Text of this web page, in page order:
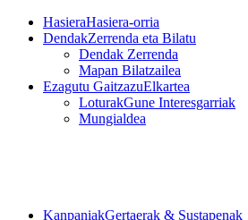
HasieraHasiera-orria
DendakZerrenda eta Bilatu
Dendak Zerrenda
Mapan Bilatzailea
Ezagutu GaitzazuElkartea
LoturakGune Interesgarriak
Mungialdea
KanpaniakGertaerak & Sustapenak